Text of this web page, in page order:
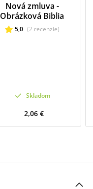
Nová zmluva -
Obrázková Biblia
5,0 (2 recenzie)
Skladom
2,06 €